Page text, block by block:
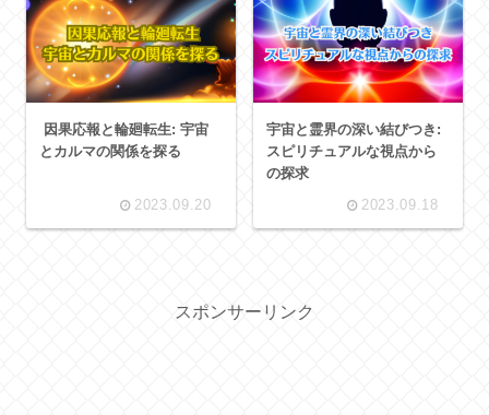
因果応報と輪廻転生: 宇宙
とカルマの関係を探る
2023.09.20
宇宙と霊界の深い結びつき:
スピリチュアルな視点から
の探求
2023.09.18
スポンサーリンク